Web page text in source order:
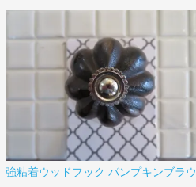
強粘着ウッドフック パンプキンブラウ